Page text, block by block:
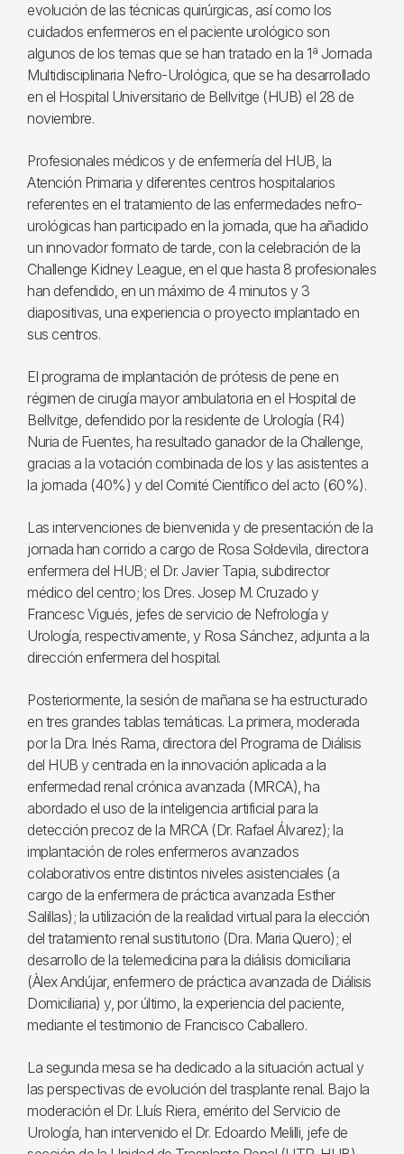
evolución de las técnicas quirúrgicas, así como los
cuidados enfermeros en el paciente urológico son
algunos de los temas que se han tratado en la 1ª Jornada
Multidisciplinaria Nefro-Urológica, que se ha desarrollado
en el Hospital Universitario de Bellvitge (HUB) el 28 de
noviembre.
Profesionales médicos y de enfermería del HUB, la
Atención Primaria y diferentes centros hospitalarios
referentes en el tratamiento de las enfermedades nefro-
urológicas han participado en la jornada, que ha añadido
un innovador formato de tarde, con la celebración de la
Challenge Kidney League, en el que hasta 8 profesionales
han defendido, en un máximo de 4 minutos y 3
diapositivas, una experiencia o proyecto implantado en
sus centros.
El programa de implantación de prótesis de pene en
régimen de cirugía mayor ambulatoria en el Hospital de
Bellvitge, defendido por la residente de Urología (R4)
Nuria de Fuentes, ha resultado ganador de la Challenge,
gracias a la votación combinada de los y las asistentes a
la jornada (40%) y del Comité Científico del acto (60%).
Las intervenciones de bienvenida y de presentación de la
jornada han corrido a cargo de Rosa Soldevila, directora
enfermera del HUB; el Dr. Javier Tapia, subdirector
médico del centro; los Dres. Josep M. Cruzado y
Francesc Vigués, jefes de servicio de Nefrología y
Urología, respectivamente, y Rosa Sánchez, adjunta a la
dirección enfermera del hospital.
Posteriormente, la sesión de mañana se ha estructurado
en tres grandes tablas temáticas. La primera, moderada
por la Dra. Inés Rama, directora del Programa de Diálisis
del HUB y centrada en la innovación aplicada a la
enfermedad renal crónica avanzada (MRCA), ha
abordado el uso de la inteligencia artificial para la
detección precoz de la MRCA (Dr. Rafael Álvarez); la
implantación de roles enfermeros avanzados
colaborativos entre distintos niveles asistenciales (a
cargo de la enfermera de práctica avanzada Esther
Salillas); la utilización de la realidad virtual para la elección
del tratamiento renal sustitutorio (Dra. Maria Quero); el
desarrollo de la telemedicina para la diálisis domiciliaria
(Àlex Andújar, enfermero de práctica avanzada de Diálisis
Domiciliaria) y, por último, la experiencia del paciente,
mediante el testimonio de Francisco Caballero.
La segunda mesa se ha dedicado a la situación actual y
las perspectivas de evolución del trasplante renal. Bajo la
moderación el Dr. Lluís Riera, emérito del Servicio de
Urología, han intervenido el Dr. Edoardo Melilli, jefe de